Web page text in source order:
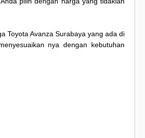
Toyota Avanza Surabaya yang ada di
nya dengan kebutuhan